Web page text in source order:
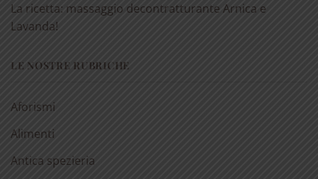
La ricetta: massaggio decontratturante Arnica e
Lavanda!
LE NOSTRE RUBRICHE
Aforismi
Alimenti
Antica spezieria